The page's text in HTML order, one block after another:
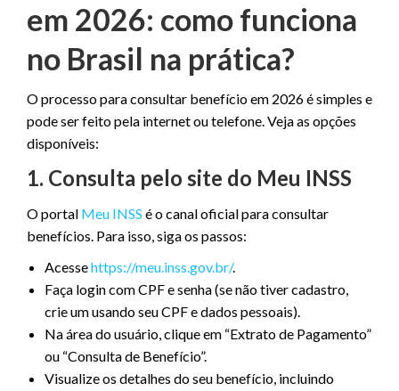
em 2026: como funciona
no Brasil na prática?
O processo para consultar benefício em 2026 é simples e
pode ser feito pela internet ou telefone. Veja as opções
disponíveis:
1. Consulta pelo site do Meu INSS
O portal Meu INSS é o canal oficial para consultar
benefícios. Para isso, siga os passos:
Acessehttps://meu.inss.gov.br/.
Faça login com CPF e senha (se não tiver cadastro,
crie um usando seu CPF e dados pessoais).
Na área do usuário, clique em “Extrato de Pagamento”
ou “Consulta de Benefício”.
Visualize os detalhes do seu benefício, incluindo